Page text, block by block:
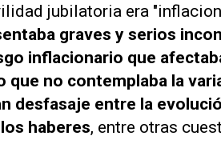
jubilatoria era
graves y serios
inflacionario que
no contemplaba la
desfasaje entre la
haberes, entre otras